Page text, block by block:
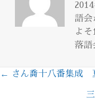
語会
よ
落語
Posts
← さん喬十八番集成